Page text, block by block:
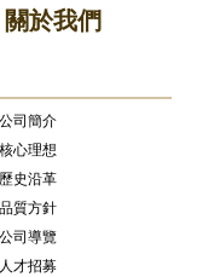
關於我們
公司簡介
核心理想
歷史沿革
品質方針
公司導覽
人才招募